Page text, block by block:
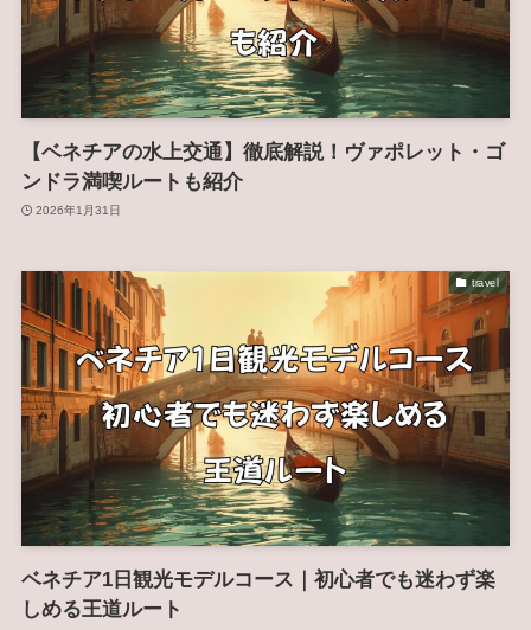
【ベネチアの水上交通】徹底解説！ヴァポレット・ゴ
ンドラ満喫ルートも紹介
2026年1月31日
travel
ベネチア1日観光モデルコース｜初心者でも迷わず楽
しめる王道ルート